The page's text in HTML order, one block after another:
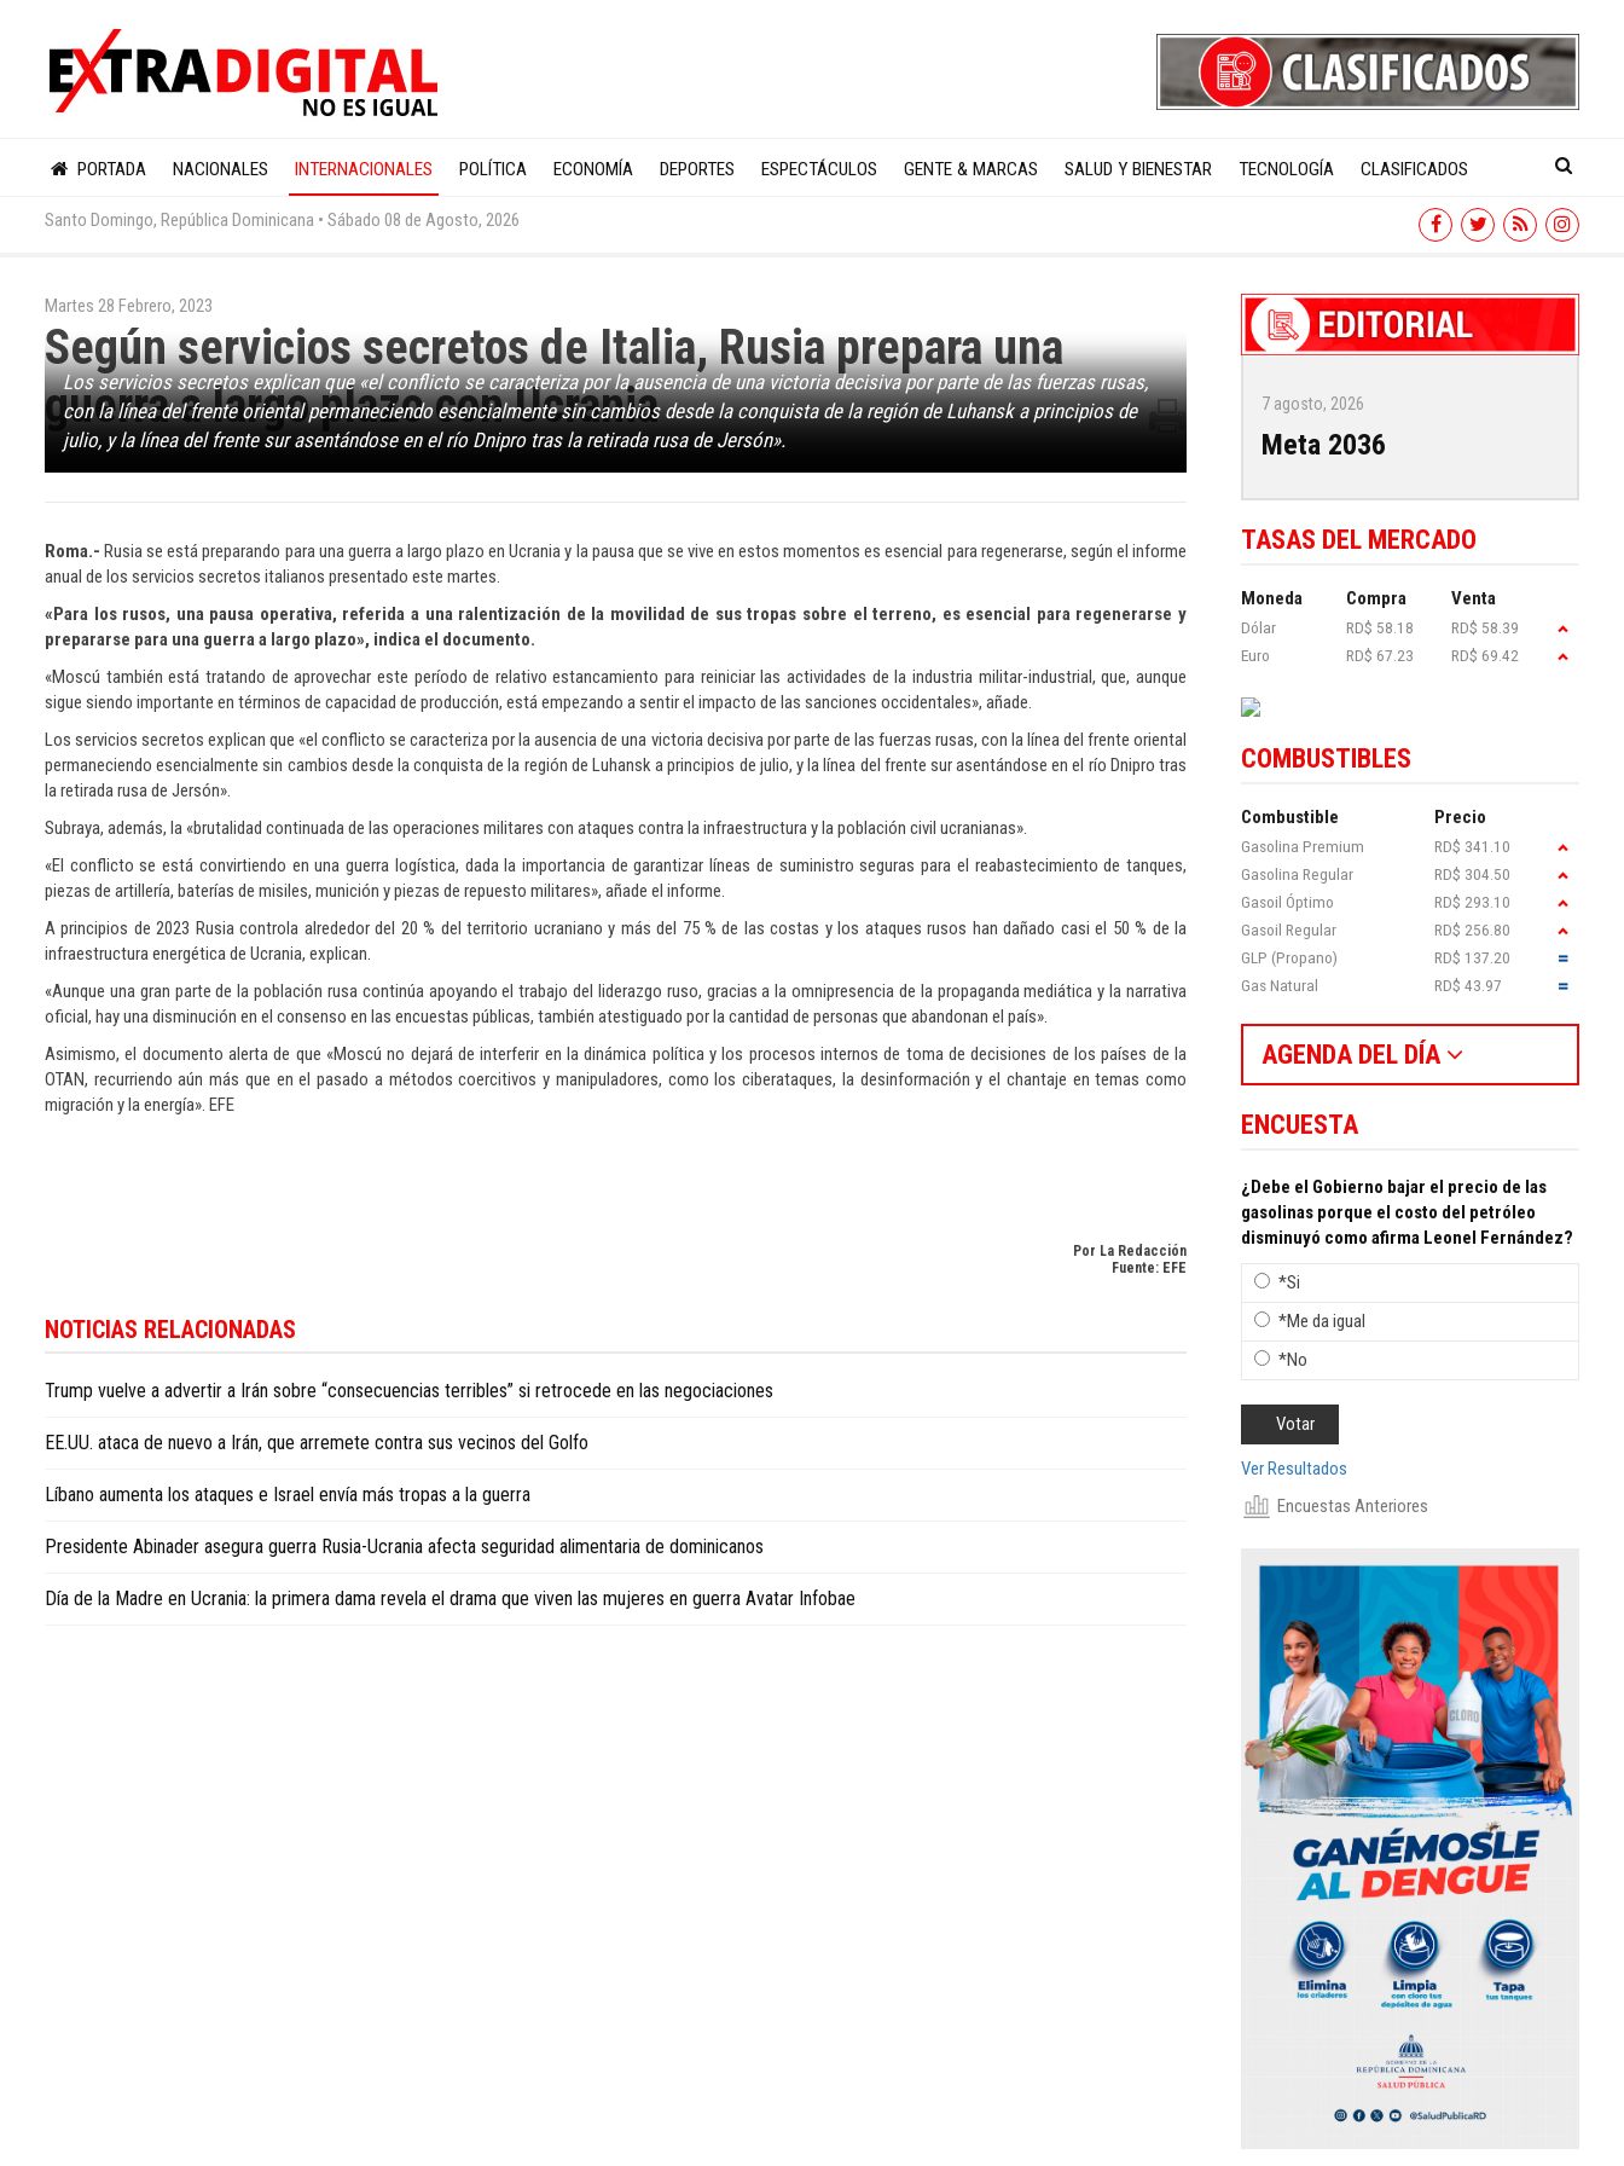
PORTADA NACIONALES INTERNACIONALES POLÍTICA ECONOMÍA DEPORTES ESPECTÁCULOS GENTE & MARCAS SALUD Y BIENESTAR TECNOLOGÍA CLASIFICADOS
Santo Domingo, República Dominicana • Sábado 08 de Agosto, 2026
Martes 28 Febrero, 2023
Según servicios secretos de Italia, Rusia prepara una
guerra a largo plazo con Ucrania
Los servicios secretos explican que «el conflicto se caracteriza por la ausencia de una victoria decisiva por parte de las fuerzas rusas,
con la línea del frente oriental permaneciendo esencialmente sin cambios desde la conquista de la región de Luhansk a principios de
julio, y la línea del frente sur asentándose en el río Dnipro tras la retirada rusa de Jersón».
Roma.- Rusia se está preparando para una guerra a largo plazo en Ucrania y la pausa que se vive en estos momentos es esencial para regenerarse, según el informe
anual de los servicios secretos italianos presentado este martes.
«Para los rusos, una pausa operativa, referida a una ralentización de la movilidad de sus tropas sobre el terreno, es esencial para regenerarse y
prepararse para una guerra a largo plazo», indica el documento.
«Moscú también está tratando de aprovechar este período de relativo estancamiento para reiniciar las actividades de la industria militar-industrial, que, aunque
sigue siendo importante en términos de capacidad de producción, está empezando a sentir el impacto de las sanciones occidentales», añade.
Los servicios secretos explican que «el conflicto se caracteriza por la ausencia de una victoria decisiva por parte de las fuerzas rusas, con la línea del frente oriental
permaneciendo esencialmente sin cambios desde la conquista de la región de Luhansk a principios de julio, y la línea del frente sur asentándose en el río Dnipro tras
la retirada rusa de Jersón».
Subraya, además, la «brutalidad continuada de las operaciones militares con ataques contra la infraestructura y la población civil ucranianas».
«El conflicto se está convirtiendo en una guerra logística, dada la importancia de garantizar líneas de suministro seguras para el reabastecimiento de tanques,
piezas de artillería, baterías de misiles, munición y piezas de repuesto militares», añade el informe.
A principios de 2023 Rusia controla alrededor del 20 % del territorio ucraniano y más del 75 % de las costas y los ataques rusos han dañado casi el 50 % de la
infraestructura energética de Ucrania, explican.
«Aunque una gran parte de la población rusa continúa apoyando el trabajo del liderazgo ruso, gracias a la omnipresencia de la propaganda mediática y la narrativa
oficial, hay una disminución en el consenso en las encuestas públicas, también atestiguado por la cantidad de personas que abandonan el país».
Asimismo, el documento alerta de que «Moscú no dejará de interferir en la dinámica política y los procesos internos de toma de decisiones de los países de la
OTAN, recurriendo aún más que en el pasado a métodos coercitivos y manipuladores, como los ciberataques, la desinformación y el chantaje en temas como
migración y la energía». EFE
Por La Redacción
Fuente: EFE
desea
actualidad
con
en
República
consulte
NOTICIAS RELACIONADAS
Trump vuelve a advertir a Irán sobre “consecuencias terribles” si retrocede en las negociaciones
EE.UU. ataca de nuevo a Irán, que arremete contra sus vecinos del Golfo
Líbano aumenta los ataques e Israel envía más tropas a la guerra
Presidente Abinader asegura guerra Rusia-Ucrania afecta seguridad alimentaria de dominicanos
Día de la Madre en Ucrania: la primera dama revela el drama que viven las mujeres en guerra Avatar Infobae
7 agosto, 2026
Meta 2036
TASAS DEL MERCADO
Moneda Compra Venta
Dólar RD$ 58.18
RD$ 58.39
Euro
RD$ 67.23 RD$ 69.42
COMBUSTIBLES
Combustible Precio
Gasolina Premium
RD$ 341.10
Gasolina Regular
RD$ 304.50
Gasoil Óptimo
RD$ 293.10
Gasoil Regular
RD$ 256.80
GLP (Propano)
RD$ 137.20
Gas Natural
RD$ 43.97
AGENDA DEL DÍA
ENCUESTA
¿Debe el Gobierno bajar el precio de las
gasolinas porque el costo del petróleo
disminuyó como afirma Leonel Fernández?
*Si
*Me da igual
*No
Ver Resultados
Encuestas Anteriores